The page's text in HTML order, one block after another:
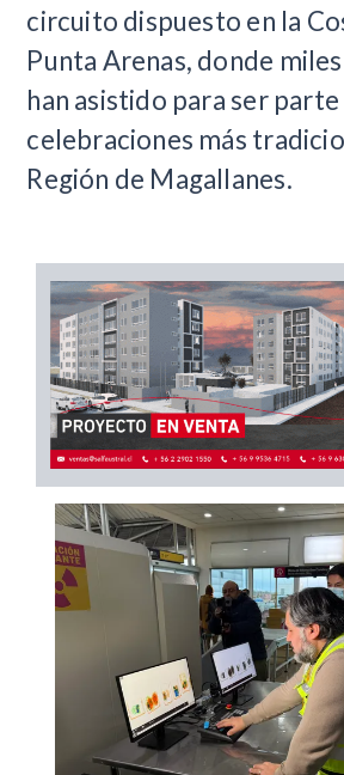
circuito dispuesto en la
Punta Arenas, donde
han asistido para ser parte
celebraciones más
Región de Magallanes.